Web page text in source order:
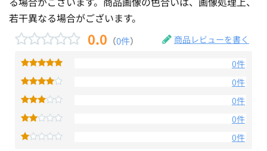
若干異なる場合がございます。
0.0 （0件） 商品レビューを書く
0件
0件
0件
0件
0件